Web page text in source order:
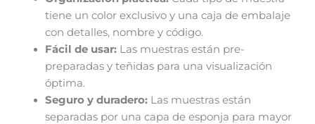
tiene un color exclusivo y una caja de embalaje
con detalles, nombre y código.
Fácil de usar:Las muestras están pre-
preparadas y teñidas para una visualización
óptima.
Seguro y duradero:Las muestras están
separadas por una capa de esponja para mayor